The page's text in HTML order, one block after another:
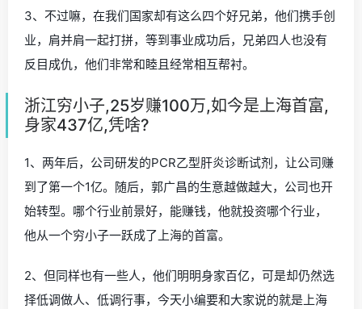
3、不过嘛，在我们国家却有这么四个好兄弟，他们携手创
业，肩并肩一起打拼，等到事业成功后，兄弟四人也没有
反目成仇，他们非常和睦且经常相互帮衬。
浙江穷小子,25岁赚100万,如今是上海首富,
身家437亿,凭啥?
1、两年后，公司研发的PCR乙型肝炎诊断试剂，让公司赚
到了第一个1亿。随后，郭广昌的生意越做越大，公司也开
始转型。哪个行业前景好，能赚钱，他就投资哪个行业，
他从一个穷小子一跃成了上海的首富。
2、但同样也有一些人，他们明明身家百亿，可是却仍然选
择低调做人、低调行事，今天小编要和大家说的就是上海